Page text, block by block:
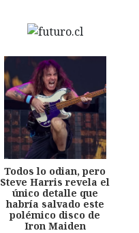
Todos lo odian, pero
Steve Harris revela el
único detalle que
habría salvado este
polémico disco de
Iron Maiden